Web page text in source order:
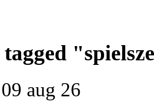
tagged
09 aug 26